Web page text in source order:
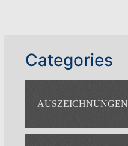
Categories
AUSZEICHNUNGEN